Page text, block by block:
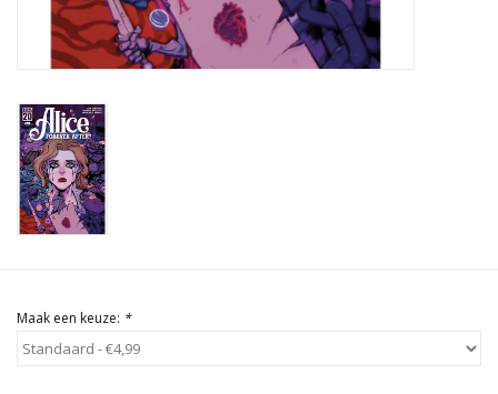
Maak een keuze: *